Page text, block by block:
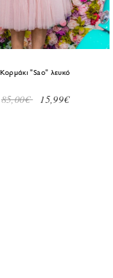
Κορμάκι "Sao" λευκό
85,00€ 15,99€